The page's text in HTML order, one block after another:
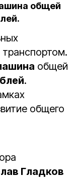
общей
общей
.
общего
Гладков